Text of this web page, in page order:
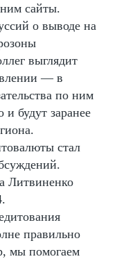
сайты.
о выводе на
выглядит
— в
по ним
и будут заранее
стал
Литвиненко
правильно
мы помогаем